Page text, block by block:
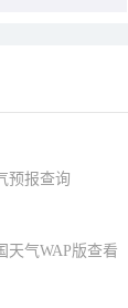
预报查询
天气WAP版查看